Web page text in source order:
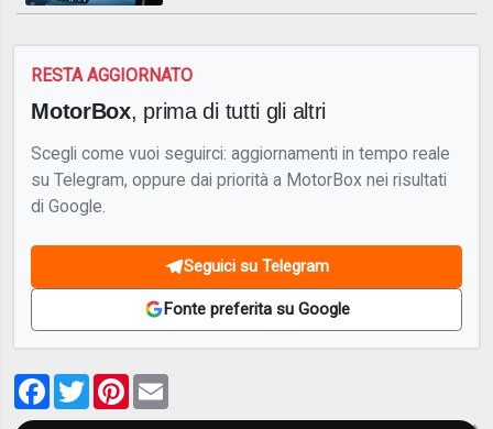
RESTA AGGIORNATO
MotorBox, prima di tutti gli altri
Scegli come vuoi seguirci: aggiornamenti in tempo reale
su Telegram, oppure dai priorità a MotorBox nei risultati
di Google.
Seguici su Telegram
Fonte preferita su Google
Facebook
TwitterPinterest